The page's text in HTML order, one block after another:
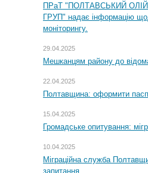
ПРаТ "ПОЛТАВСЬКИЙ
ГРУП" надає інформацію
моніторингу.
29.04.2025
Мешканцям району до
22.04.2025
Полтавщина: оформити
15.04.2025
Громадське опитування:
10.04.2025
Міграційна служба
запитання